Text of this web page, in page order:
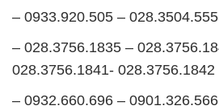
– 0933.920.505 –
– 028.3756.1835 –
028.3756.1841- 028.3756.1842
– 0932.660.696 –